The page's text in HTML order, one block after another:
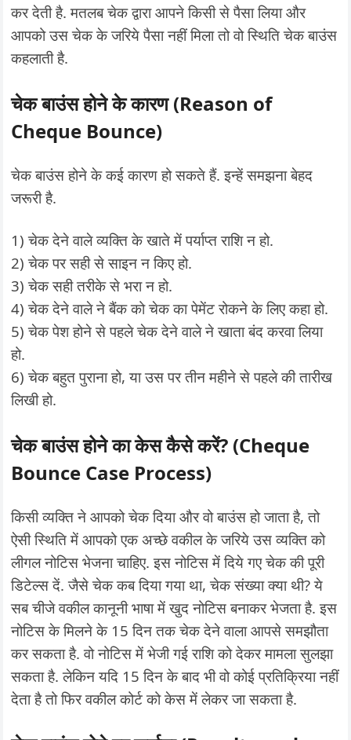
कर देती है. मतलब चेक द्वारा आपने किसी से पैसा लिया और
आपको उस चेक के जरिये पैसा नहीं मिला तो वो स्थिति चेक बाउंस
कहलाती है.
चेक बाउंस होने के कारण (Reason of
Cheque Bounce)
चेक बाउंस होने के कई कारण हो सकते हैं. इन्हें समझना बेहद
जरूरी है.
1) चेक देने वाले व्यक्ति के खाते में पर्याप्त राशि न हो.
2) चेक पर सही से साइन न किए हो.
3) चेक सही तरीके से भरा न हो.
4) चेक देने वाले ने बैंक को चेक का पेमेंट रोकने के लिए कहा हो.
5) चेक पेश होने से पहले चेक देने वाले ने खाता बंद करवा लिया
हो.
6) चेक बहुत पुराना हो, या उस पर तीन महीने से पहले की तारीख
लिखी हो.
चेक बाउंस होने का केस कैसे करें? (Cheque
Bounce Case Process)
किसी व्यक्ति ने आपको चेक दिया और वो बाउंस हो जाता है, तो
ऐसी स्थिति में आपको एक अच्छे वकील के जरिये उस व्यक्ति को
लीगल नोटिस भेजना चाहिए. इस नोटिस में दिये गए चेक की पूरी
डिटेल्स दें. जैसे चेक कब दिया गया था, चेक संख्या क्या थी? ये
सब चीजे वकील कानूनी भाषा में खुद नोटिस बनाकर भेजता है. इस
नोटिस के मिलने के 15 दिन तक चेक देने वाला आपसे समझौता
कर सकता है. वो नोटिस में भेजी गई राशि को देकर मामला सुलझा
सकता है. लेकिन यदि 15 दिन के बाद भी वो कोई प्रतिक्रिया नहीं
देता है तो फिर वकील कोर्ट को केस में लेकर जा सकता है.